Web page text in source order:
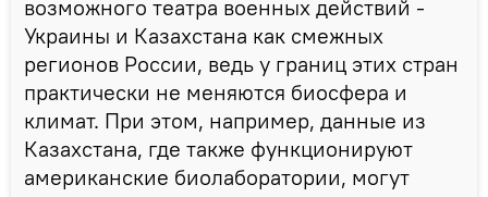
возможного театра военных действий -
Украины и Казахстана как смежных
регионов России, ведь у границ этих стран
практически не меняются биосфера и
климат. При этом, например, данные из
Казахстана, где также функционируют
американские биолаборатории, могут